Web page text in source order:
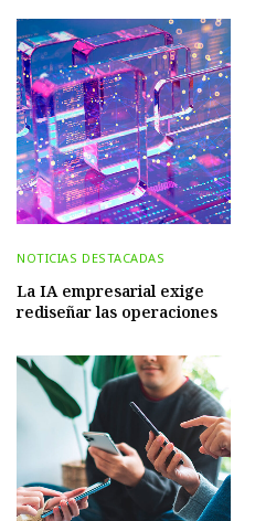
NOTICIAS DESTACADAS
La IA empresarial exige
rediseñar las operaciones